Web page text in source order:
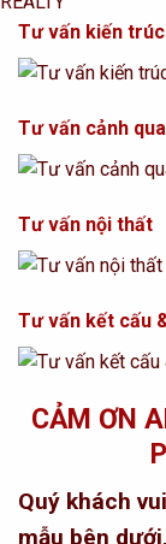
Tư vấn kiến trúc
Tư vấn cảnh
Tư vấn nội thất
Tư vấn kết cấu
CẢM ƠN
Quý khách
mẫu bên dưới,